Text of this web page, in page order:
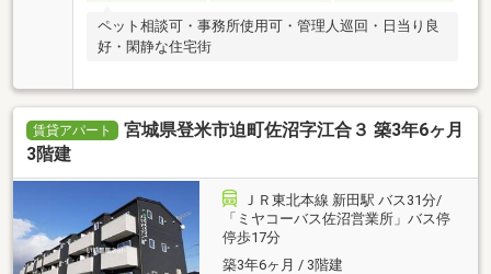
ペット相談可・事務所使用可・管理人巡回・日当り良
好・閑静な住宅街
賃貸アパート
宮城県登米市迫町佐沼字江合３ 築3年6ヶ月
3階建
ＪＲ東北本線 新田駅 バス31分/
「ミヤコーバス佐沼営業所」バス停
停歩17分
築3年6ヶ月 / 3階建